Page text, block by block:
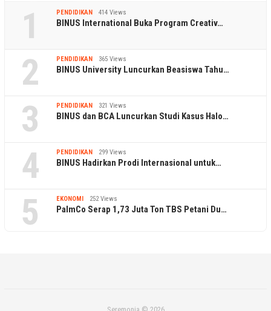
1 PENDIDIKAN 414 Views
BINUS International Buka Program Creativ…
2 PENDIDIKAN 365 Views
BINUS University Luncurkan Beasiswa Tahu…
3 PENDIDIKAN 321 Views
BINUS dan BCA Luncurkan Studi Kasus Halo…
4 PENDIDIKAN 299 Views
BINUS Hadirkan Prodi Internasional untuk…
5 EKONOMI 252 Views
PalmCo Serap 1,73 Juta Ton TBS Petani Du…
Seremonia © 2026